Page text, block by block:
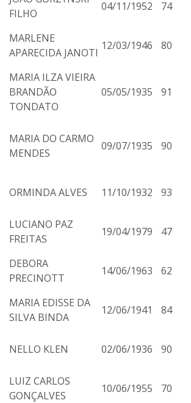
FILHO
04/11/1952 74
MARLENE
APARECIDA JANOTI
12/03/1946 80
MARIA ILZA VIEIRA
BRANDÃO
TONDATO
05/05/1935 91
MARIA DO CARMO
MENDES
09/07/1935 90
ORMINDA ALVES 11/10/1932 93
LUCIANO PAZ
FREITAS
19/04/1979 47
DEBORA
PRECINOTT
14/06/1963 62
MARIA EDISSE DA
SILVA BINDA
12/06/1941 84
NELLO KLEN 02/06/1936 90
LUIZ CARLOS
GONÇALVES
10/06/1955 70